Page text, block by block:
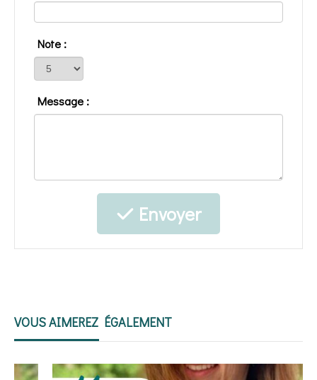
Note :
Message :
Envoyer
VOUS AIMEREZ ÉGALEMENT